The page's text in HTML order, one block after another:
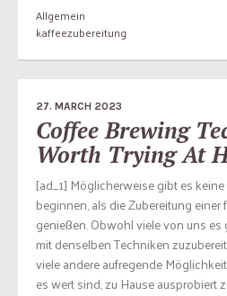
Allgemein
kaffeezubereitung
27. MARCH 2023
Coffee Brewing
Worth Trying At
[ad_1] Möglicherweise gibt es
beginnen, als die Zubereitung einer
genießen. Obwohl viele von uns
mit denselben Techniken
viele andere aufregende
es wert sind, zu Hause ausprobiert